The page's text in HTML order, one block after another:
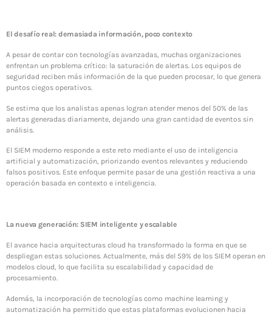
El desafío real: demasiada información, poco contexto
A pesar de contar con tecnologías avanzadas, muchas organizaciones
enfrentan un problema crítico: la saturación de alertas. Los equipos de
seguridad reciben más información de la que pueden procesar, lo que genera
puntos ciegos operativos.
Se estima que los analistas apenas logran atender menos del 50% de las
alertas generadas diariamente, dejando una gran cantidad de eventos sin
análisis.
El SIEM moderno responde a este reto mediante el uso de inteligencia
artificial y automatización, priorizando eventos relevantes y reduciendo
falsos positivos. Este enfoque permite pasar de una gestión reactiva a una
operación basada en contexto e inteligencia.
La nueva generación: SIEM inteligente y escalable
El avance hacia arquitecturas cloud ha transformado la forma en que se
despliegan estas soluciones. Actualmente, más del 59% de los SIEM operan en
modelos cloud, lo que facilita su escalabilidad y capacidad de
procesamiento.
Además, la incorporación de tecnologías como machine learning y
automatización ha permitido que estas plataformas evolucionen hacia